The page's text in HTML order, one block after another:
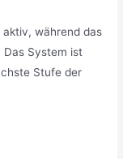
aktiv, während das
Das System ist
Stufe der